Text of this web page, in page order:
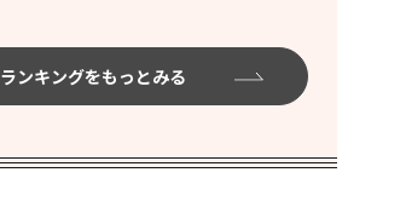
ランキングをもっとみる